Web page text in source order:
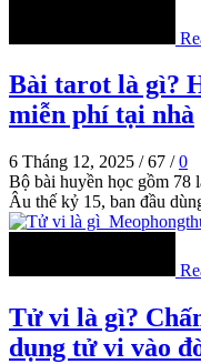
Bài tarot là gì?
miễn phí tại nhà
6 Tháng 12, 2025 / 67 / 0
Bộ bài huyền học gồm 78
Âu thế kỷ 15, ban đầu
Tử vi là gì?
dụng tử vi vào